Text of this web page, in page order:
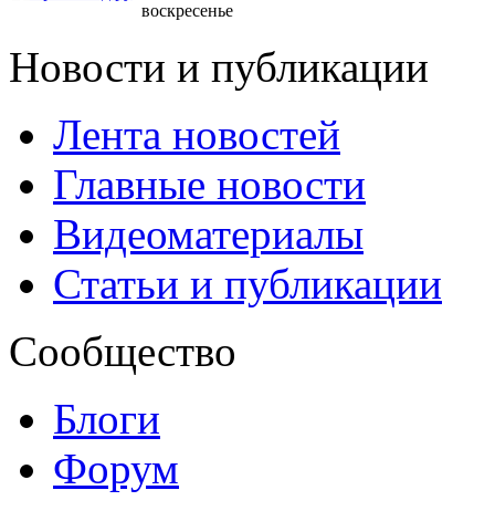
воскресенье
Новости и публикации
Лента новостей
Главные новости
Видеоматериалы
Статьи и публикации
Сообщество
Блоги
Форум